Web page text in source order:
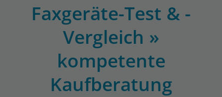
Faxgeräte-Test & -
Vergleich »
kompetente
Kaufberatung